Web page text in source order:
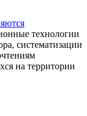
технологии
систематизации
на территории